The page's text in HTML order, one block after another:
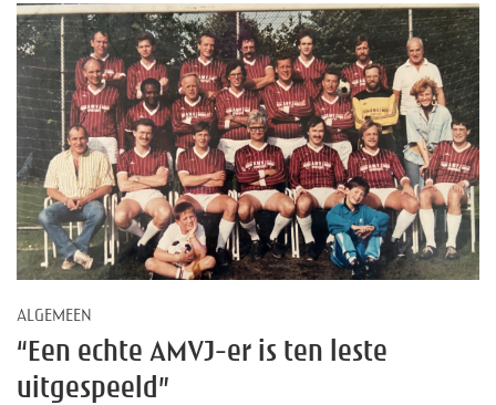
ALGEMEEN
“Een echte AMVJ-er is ten leste
uitgespeeld”